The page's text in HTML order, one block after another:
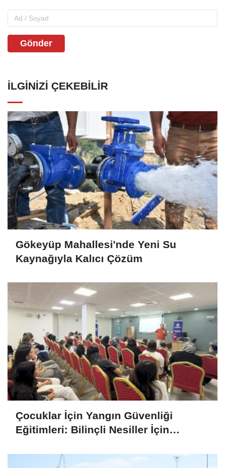
Gönder
İLGINIZI ÇEKEBILIR
Gökeyüp Mahallesi'nde Yeni Su
Kaynağıyla Kalıcı Çözüm
Çocuklar İçin Yangın Güvenliği
Eğitimleri: Bilinçli Nesiller İçin